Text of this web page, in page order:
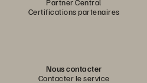
Partner Central
Certifications partenaires
Nous contacter
Contacter le service